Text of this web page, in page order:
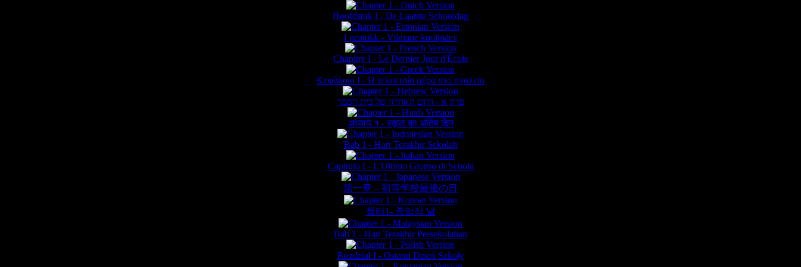
Hoofdstuk I - De Laatste Schooldag
I peatükk - Viimane koolipäev
Chapitre I - Le Dernier Jour d'École
Κεφάλαιο Ι - Η τελευταία μέρα στο σχολείο
פרק א - היום האחרון של בית הספר
अध्याय १ - स्कूल का अंतिम दिन
Bab 1 - Hari Terakhir Sekolah
Capitolo I - L'Ultimo Giorno di Scuola
第一章 – 初等学校最後の日
챕터1- 종업식 날
Bab 1 - Hari Terakhir Persekolahan
Rozdział I - Ostatni Dzień Szkoły